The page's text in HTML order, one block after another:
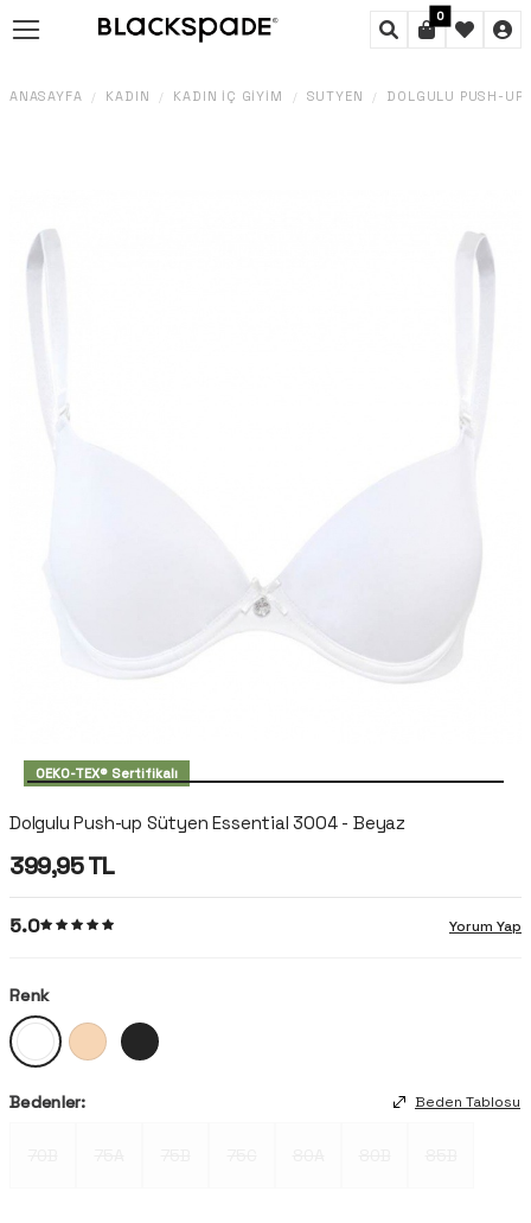
0
ANASAYFA / KADIN / KADIN İÇ GIYIM / SÜTYEN / DOLGULU PUSH-
OEKO-TEX® Sertifikalı
Dolgulu Push-up Sütyen Essential 3004 - Beyaz
399,95TL
5.0 Yorum Yap
Renk
Bedenler: Beden Tablosu